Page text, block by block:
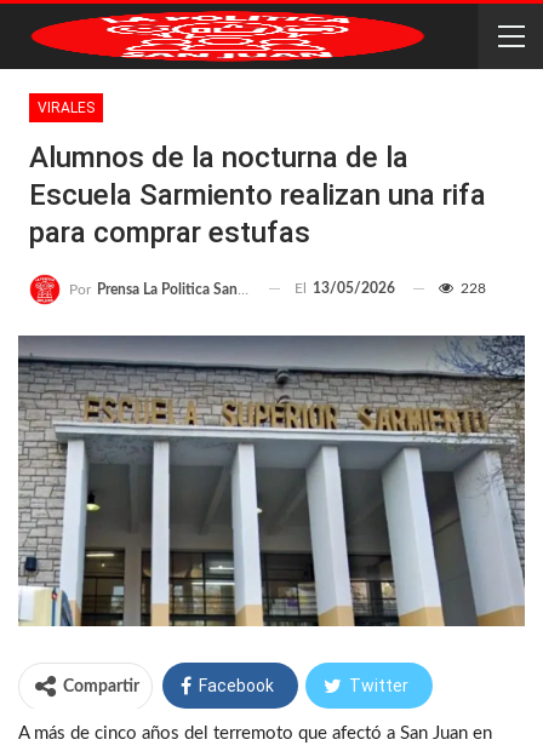
VIRALES
Alumnos de la nocturna de la
Escuela Sarmiento realizan una rifa
para comprar estufas
Por Prensa La Politica San Juan El 13/05/2026 228
Compartir Facebook Twitter
WhatsApp Telegram
A más de cinco años del terremoto que afectó a San Juan en